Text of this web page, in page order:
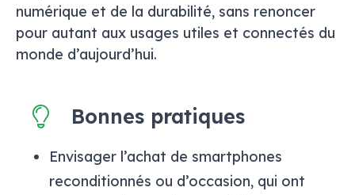
numérique et de la durabilité, sans renoncer
pour autant aux usages utiles et connectés du
monde d’aujourd’hui.
Bonnes pratiques
Envisager l’achat de smartphones
reconditionnés ou d’occasion, qui ont